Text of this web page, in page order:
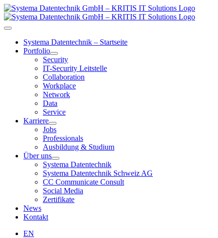
Zum
Inhalt
springen
Toggle
NavigationSystema Datentechnik – Startseite
Portfolio
Security
IT-Security Leitstelle
Collaboration
Workplace
Network
Data
Service
Karriere
Jobs
Professionals
Ausbildung & Studium
Über uns
Systema Datentechnik
Systema Datentechnik Schweiz AG
CC Communicate Consult
Social Media
Zertifikate
News
Kontakt
EN